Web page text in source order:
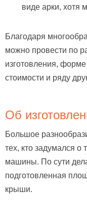
виде арки, хотя
Благодаря
можно провести по
изготовления,
стоимости и ряду
Об
Большое
тех, кто задумался о
машины. По сути
подготовленная
крыши.